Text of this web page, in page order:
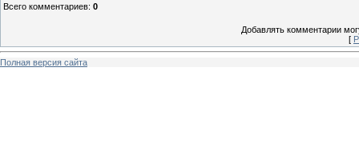
Всего комментариев: 0
Добавлять комментарии
[
Полная версия сайта